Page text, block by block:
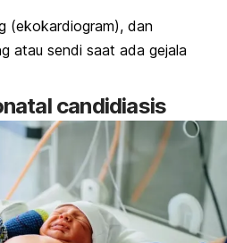
(ekokardiogram), dan
atau sendi saat ada gejala
candidiasis